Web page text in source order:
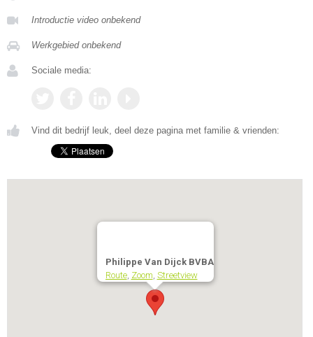
Introductie video onbekend
Werkgebied onbekend
Sociale media:
Vind dit bedrijf leuk, deel deze pagina met familie & vrienden:
Philippe Van Dijck BVBA
Route, Zoom, Streetview